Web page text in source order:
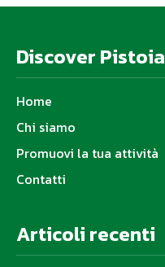
Discover Pistoia
Home
Chi siamo
Promuovi la tua attività
Contatti
Articoli recenti